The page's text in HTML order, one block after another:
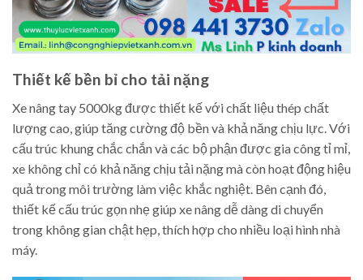
Thiết kế bền bỉ cho tải nặng
Xe nâng tay 5000kg được thiết kế với chất liệu thép chất
lượng cao, giúp tăng cường độ bền và khả năng chịu lực. Với
cấu trúc khung chắc chắn và các bộ phận được gia công tỉ mỉ,
xe không chỉ có khả năng chịu tải nặng mà còn hoạt động hiệu
quả trong môi trường làm việc khắc nghiệt. Bên cạnh đó,
thiết kế cấu trúc gọn nhẹ giúp xe nâng dễ dàng di chuyển
trong không gian chật hẹp, thích hợp cho nhiều loại hình nhà
máy.